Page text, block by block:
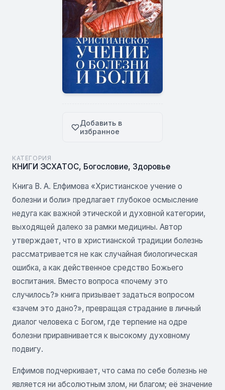
Добавить в
избранное
КАТЕГОРИЯ
КНИГИ ЭСХАТОС, Богословие, Здоровье
Книга В. А. Елфимова «Христианское учение о
болезни и боли» предлагает глубокое осмысление
недуга как важной этической и духовной категории,
выходящей далеко за рамки медицины. Автор
утверждает, что в христианской традиции болезнь
рассматривается не как случайная биологическая
ошибка, а как действенное средство Божьего
воспитания. Вместо вопроса «почему это
случилось?» книга призывает задаться вопросом
«зачем это дано?», превращая страдание в личный
диалог человека с Богом, где терпение на одре
болезни приравнивается к высокому духовному
подвигу.
Елфимов подчеркивает, что сама по себе болезнь не
является ни абсолютным злом, ни благом; её значение